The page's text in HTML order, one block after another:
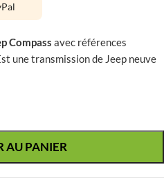
Compass avec références
une transmission de Jeep neuve
AU PANIER